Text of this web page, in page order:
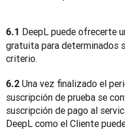
6.1 DeepL puede ofrecerte
gratuita para determinados
criterio.
6.2 Una vez finalizado el
suscripción de prueba se
suscripción de pago al
DeepL como el Cliente